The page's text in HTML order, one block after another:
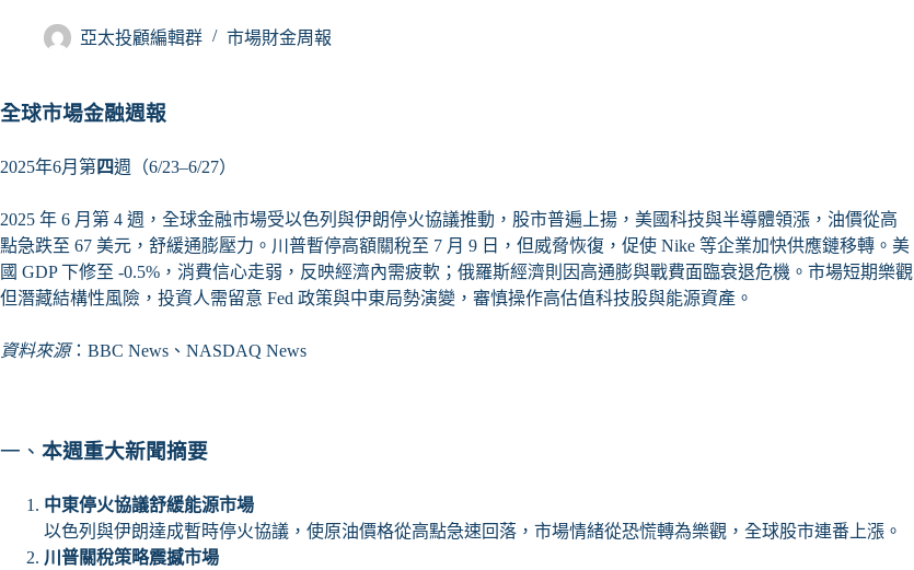
亞太投顧編輯群 市場財金周報
全球市場金融週報
2025年6月第 四週（6/23–6/27）
2025 年 6 月第 4 週，全球金融市場受以色列與伊朗停火協議推動，股市普遍上揚，美國科技與半導體領漲，油價從高
點急跌至 67 美元，舒緩通膨壓力。川普暫停高額關稅至 7 月 9 日，但威脅恢復，促使 Nike 等企業加快供應鏈移轉。美
國 GDP 下修至 -0.5%，消費信心走弱，反映經濟內需疲軟；俄羅斯經濟則因高通膨與戰費面臨衰退危機。市場短期樂觀
但潛藏結構性風險，投資人需留意 Fed 政策與中東局勢演變，審慎操作高估值科技股與能源資產。
資料來源：BBC News、NASDAQ News
一、 本週重大新聞摘要
中東停火協議舒緩能源市場
以色列與伊朗達成暫時停火協議，使原油價格從高點急速回落，市場情緒從恐慌轉為樂觀，全球股市連番上漲。
川普關稅策略震撼市場